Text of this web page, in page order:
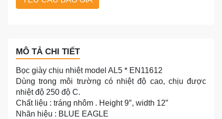
MÔ TẢ CHI TIẾT
Bọc giày chịu nhiệt model AL5 * EN11612
Dùng trong môi trường có nhiệt độ cao, chịu được
nhiệt độ 250 độ C.
Chất liệu : tráng nhôm . Height 9″, width 12”
Nhãn hiệu : BLUE EAGLE